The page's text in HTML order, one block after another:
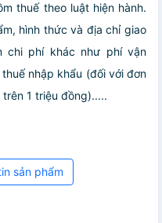
thuế theo luật hiện hành.
hình thức và địa chỉ giao
chi phí khác như phí vận
nhập khẩu (đối với đơn
1 triệu đồng).....
sản phẩm